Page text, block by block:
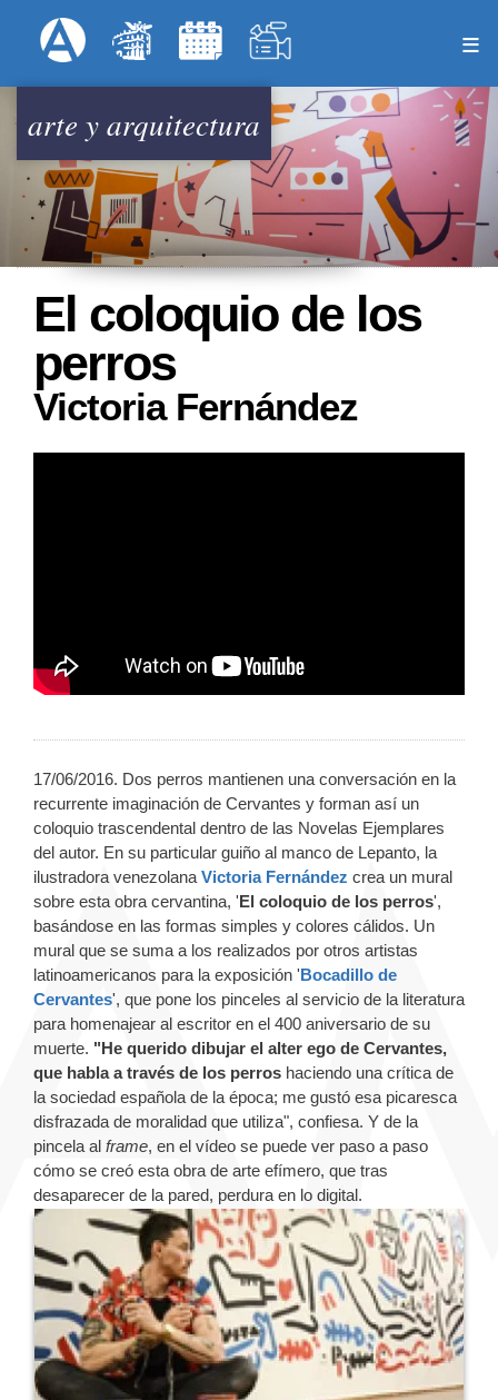
al
principal
Menú Superior
arte y arquitectura
El coloquio de los
perros
Victoria Fernández
17/06/2016. Dos perros mantienen una conversación en la
recurrente imaginación de Cervantes y forman así un
coloquio trascendental dentro de las Novelas Ejemplares
del autor. En su particular guiño al manco de Lepanto, la
ilustradora venezolana Victoria Fernández crea un mural
sobre esta obra cervantina, 'El coloquio de los perros',
basándose en las formas simples y colores cálidos. Un
mural que se suma a los realizados por otros artistas
latinoamericanos para la exposición 'Bocadillo de
Cervantes', que pone los pinceles al servicio de la literatura
para homenajear al escritor en el 400 aniversario de su
muerte. "He querido dibujar el alter ego de Cervantes,
que habla a través de los perros haciendo una crítica de
la sociedad española de la época; me gustó esa picaresca
disfrazada de moralidad que utiliza", confiesa. Y de la
pincela al frame, en el vídeo se puede ver paso a paso
cómo se creó esta obra de arte efímero, que tras
desaparecer de la pared, perdura en lo digital.